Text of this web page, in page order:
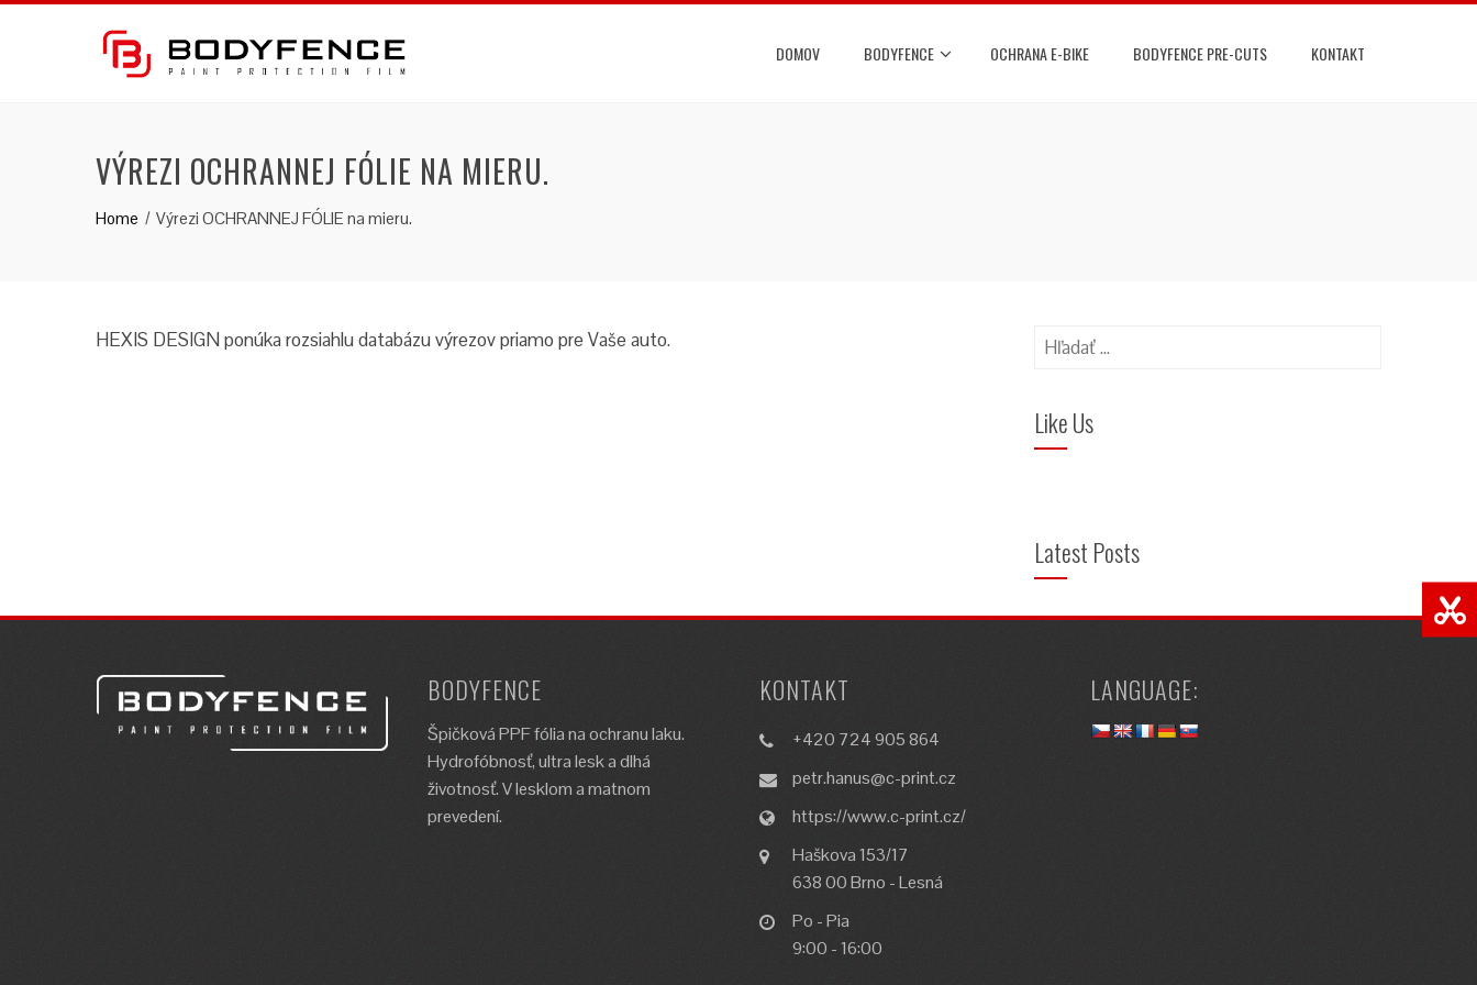
DOMOV BODYFENCE OCHRANA E-BIKE BODYFENCE PRE-CUTS KONTAKT
VÝREZI OCHRANNEJ FÓLIE NA MIERU.
Home Výrezi OCHRANNEJ FÓLIE na mieru.
HEXIS DESIGN ponúka rozsiahlu databázu výrezov priamo pre Vaše auto. Hľadať:
Like Us
Latest Posts
BODYFENCE
Špičková PPF fólia na ochranu laku.
Hydrofóbnosť, ultra lesk a dlhá
životnosť. V lesklom a matnom
prevedení.
KONTAKT
+420 724 905 864
petr.hanus@c-print.cz
https://www.c-print.cz/
Haškova 153/17
638 00 Brno - Lesná
Po - Pia
9:00 - 16:00
LANGUAGE: